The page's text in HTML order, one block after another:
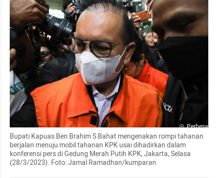
Perbesar
Bupati Kapuas Ben Brahim S Bahat mengenakan rompi tahanan
berjalan menuju mobil tahanan KPK usai dihadirkan dalam
konferensi pers di Gedung Merah Putih KPK, Jakarta, Selasa
(28/3/2023). Foto: Jamal Ramadhan/kumparan